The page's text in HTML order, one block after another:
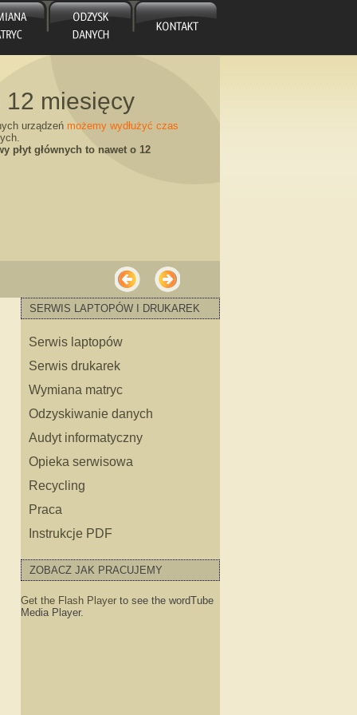
12 miesięcy
urządzeń możemy wydłużyć czas
płyt głównych to nawet o 12
„od ręki”
Katowicach NOWE i UŻYWANE!
do HP
sprzętu HP
SERWIS LAPTOPÓW I DRUKAREK
Serwis laptopów
Serwis drukarek
Wymiana matryc
Odzyskiwanie danych
Audyt informatyczny
Opieka serwisowa
Recycling
Praca
Instrukcje PDF
ZOBACZ JAK PRACUJEMY
Get the Flash Player to see the wordTube
Media Player.